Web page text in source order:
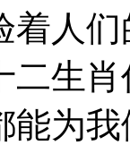
着人
二生
能为